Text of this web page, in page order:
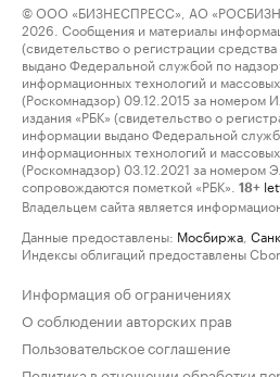
© ООО «БИЗНЕСПРЕСС», АО
2026. Сообщения и материалы
(свидетельство о регистрации
выдано Федеральной службой по
информационных технологий и
(Роскомнадзор) 09.12.2015 за
издания «РБК» (свидетельство о
информации выдано Федеральной
информационных технологий и
(Роскомнадзор) 03.12.2021 за
сопровождаются пометкой «РБК».
18+
Владельцем сайта является
Данные предоставлены: Мосбиржа
Индексы облигаций предоставлены
Информация об ограничениях
О соблюдении авторских прав
Пользовательское соглашение